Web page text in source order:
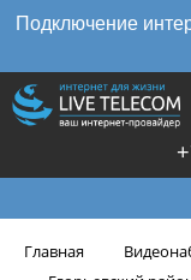
Подключение
Главная